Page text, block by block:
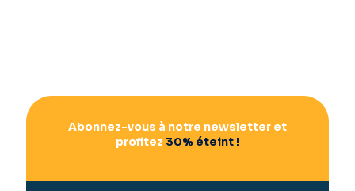
Abonnez-vous à notre newsletter et
profitez 30% éteint !